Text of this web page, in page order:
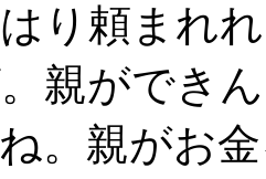
り頼まれ
親ができ
。親がお